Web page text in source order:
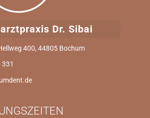
Dr. Sibai
400, 44805 Bochum